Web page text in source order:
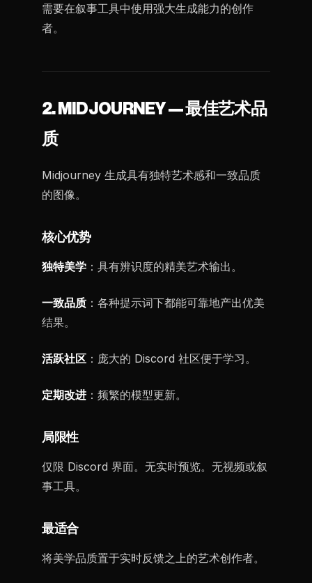
需要在叙事工具中使用强大生成能力的创作
者。
2. MIDJOURNEY — 最佳艺术品
质
Midjourney 生成具有独特艺术感和一致品质
的图像。
核心优势
独特美学 ：具有辨识度的精美艺术输出。
一致品质 ：各种提示词下都能可靠地产出优美
结果。
活跃社区 ：庞大的 Discord 社区便于学习。
定期改进 ：频繁的模型更新。
局限性
仅限 Discord 界面。无实时预览。无视频或叙
事工具。
最适合
将美学品质置于实时反馈之上的艺术创作者。